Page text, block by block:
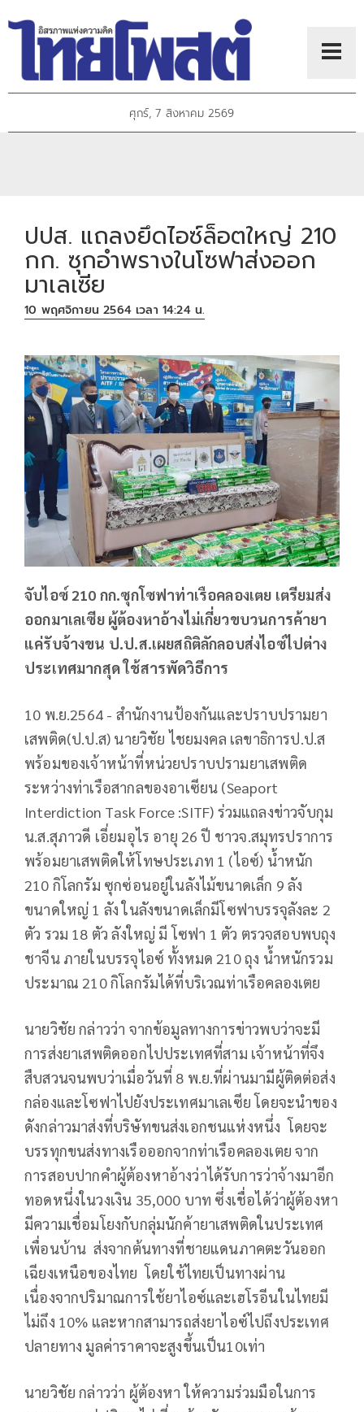
ศุกร์, 7 สิงหาคม 2569
ปปส. แถลงยึดไอซ์ล็อตใหญ่ 210
กก. ซุกอำพรางในโซฟาส่งออก
มาเลเซีย
10 พฤศจิกายน 2564 เวลา 14:24 น.
จับไอซ์ 210 กก.ซุกโซฟาท่าเรือคลองเตย เตรียมส่ง
ออกมาเลเซีย ผู้ต้องหาอ้างไม่เกี่ยวขบวนการค้ายา
แค่รับจ้างขน ป.ป.ส.เผยสถิติลักลอบส่งไอซ์ไปต่าง
ประเทศมากสุด ใช้สารพัดวิธีการ
10 พ.ย.2564 - สำนักงานป้องกันและปราบปรามยา
เสพติด(ป.ป.ส) นายวิชัย ไชยมงคล เลขาธิการป.ป.ส
พร้อมของเจ้าหน้าที่หน่วยปราบปรามยาเสพติด
ระหว่างท่าเรือสากลของอาเซียน (Seaport
Interdiction Task Force :SITF) ร่วมแถลงข่าวจับกุม
น.ส.สุภาวดี เอี่ยมอุไร อายุ 26 ปี ชาวจ.สมุทรปราการ
พร้อมยาเสพติดให้โทษประเภท 1 (ไอซ์) น้ำหนัก
210 กิโลกรัม ซุกซ่อนอยู่ในลังไม้ขนาดเล็ก 9 ลัง
ขนาดใหญ่ 1 ลัง ในลังขนาดเล็กมีโซฟาบรรจุลังละ 2
ตัว รวม 18 ตัว ลังใหญ่ มี โซฟา 1 ตัว ตรวจสอบพบถุง
ชาจีน ภายในบรรจุไอซ์ ทั้งหมด 210 ถุง น้ำหนักรวม
ประมาณ 210 กิโลกรัมได้ที่บริเวณท่าเรือคลองเตย
นายวิชัย กล่าวว่า จากข้อมูลทางการข่าวพบว่าจะมี
การส่งยาเสพติดออกไปประเทศที่สาม เจ้าหน้าที่จึง
สืบสวนจนพบว่าเมื่อวันที่ 8 พ.ย.ที่ผ่านมามีผู้ติดต่อส่ง
กล่องและโซฟาไปยังประเทศมาเลเซีย โดยจะนำของ
ดังกล่าวมาส่งที่บริษัทขนส่งเอกชนแห่งหนึ่ง โดยจะ
บรรทุกขนส่งทางเรือออกจากท่าเรือคลองเตย จาก
การสอบปากคำผู้ต้องหาอ้างว่าได้รับการว่าจ้างมาอีก
ทอดหนึ่งในวงเงิน 35,000 บาท ซึ่งเชื่อได้ว่าผู้ต้องหา
มีความเชื่อมโยงกับกลุ่มนักค้ายาเสพติดในประเทศ
เพื่อนบ้าน ส่งจากต้นทางที่ชายแดนภาคตะวันออก
เฉียงเหนือของไทย โดยใช้ไทยเป็นทางผ่าน
เนื่องจากปริมาณการใช้ยาไอซ์และเฮโรอีนในไทยมี
ไม่ถึง 10% และหากสามารถส่งยาไอซ์ไปถึงประเทศ
ปลายทาง มูลค่าราคาจะสูงขึ้นเป็น10เท่า
นายวิชัย กล่าวว่า ผู้ต้องหา ให้ความร่วมมือในการ